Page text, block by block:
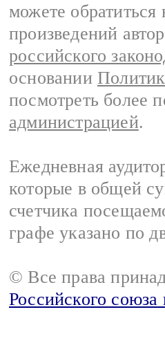
можете обратиться
произведений
российского
основании
посмотреть более
администрацией.
Ежедневная
которые в общей
счетчика
графе указано по
© Все права
Российского союза